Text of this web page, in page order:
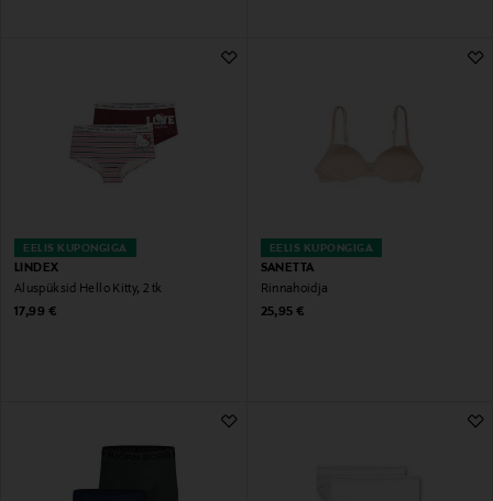
EELIS KUPONGIGA
LINDEX
Aluspüksid Hello Kitty, 2 tk
Original Price
17,99 €
EELIS KUPONGIGA
SANETTA
Rinnahoidja
Original Price
25,95 €